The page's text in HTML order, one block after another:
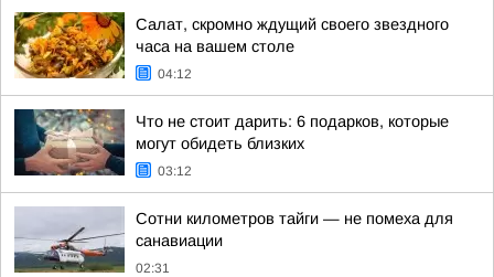
Салат, скромно ждущий своего звездного
часа на вашем столе
04:12
Что не стоит дарить: 6 подарков, которые
могут обидеть близких
03:12
Сотни километров тайги — не помеха для
санавиации
02:31